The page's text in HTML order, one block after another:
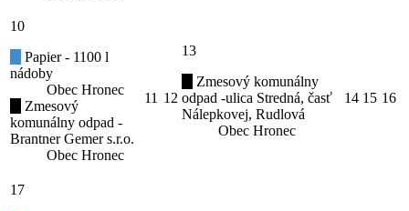
10
Papier - 1100 l
nádoby
Obec Hronec
Zmesový
komunálny odpad -
Brantner Gemer s.r.o.
Obec Hronec
11 12
13
Zmesový komunálny
odpad -ulica Stredná, časť
Nálepkovej, Rudlová
Obec Hronec
14 15 16
17